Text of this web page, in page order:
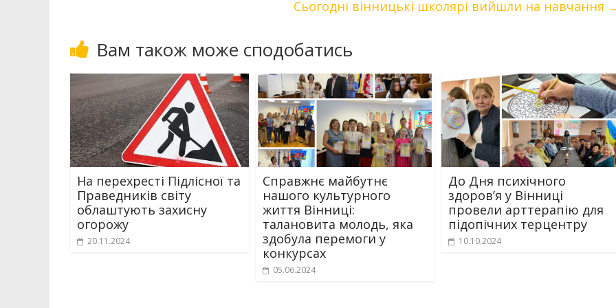
Сьогодні вінницькі школярі вийшли на навчання
Вам також може сподобатись
На перехресті Підлісної та
Праведників світу
облаштують захисну
огорожу
20.11.2024
Справжнє майбутнє
нашого культурного
життя Вінниці:
талановита молодь, яка
здобула перемоги у
конкурсах
05.06.2024
До Дня психічного
здоров’я у Вінниці
провели арттерапію для
підопічних терцентру
10.10.2024